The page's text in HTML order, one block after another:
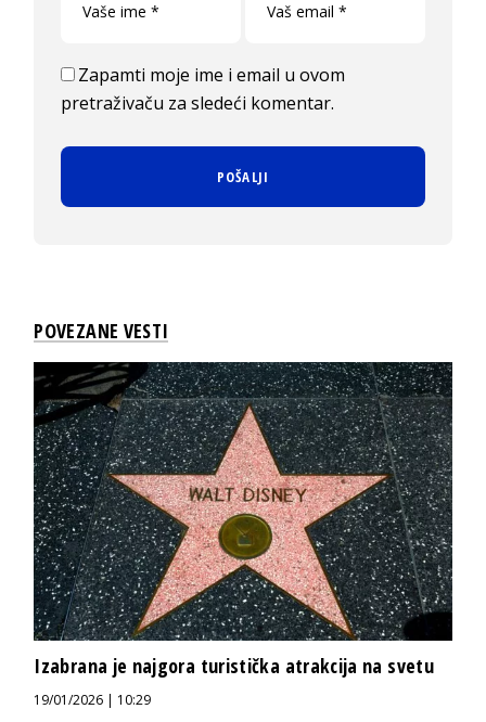
Zapamti moje ime i email u ovom
pretraživaču za sledeći komentar.
POVEZANE VESTI
Izabrana je najgora turistička atrakcija na svetu
19/01/2026 | 10:29